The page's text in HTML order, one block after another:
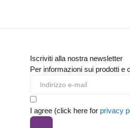
Iscriviti alla nostra newsletter
Per informazioni sui prodotti e
I agree (click here for privacy